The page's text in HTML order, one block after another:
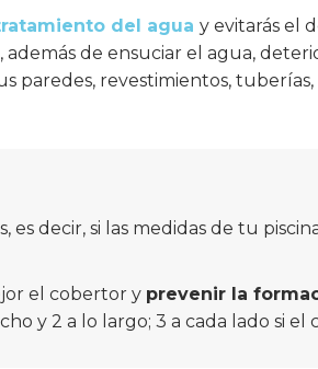
del agua y evitarás el
de ensuciar el agua,
paredes, revestimientos,
es decir, si las medidas de tu
el cobertor y prevenir la
y 2 a lo largo; 3 a cada lado si